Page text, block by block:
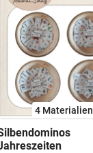
4 Materialien